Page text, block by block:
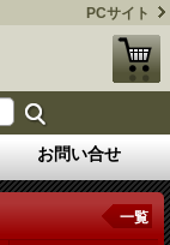
PCサイト
お問い合せ
一覧